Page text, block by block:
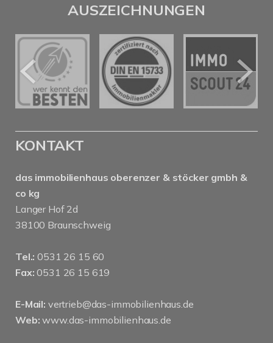
AUSZEICHNUNGEN
KONTAKT
das immobilienhaus oberenzer & stöcker gmbh &
co kg
Langer Hof 2d
38100 Braunschweig
Tel.: 0531 26 15 60
Fax: 0531 26 15 619
E-Mail: vertrieb@das-immobilienhaus.de
Web: www.das-immobilienhaus.de